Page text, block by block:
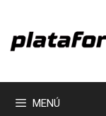
contenido
MENÚ